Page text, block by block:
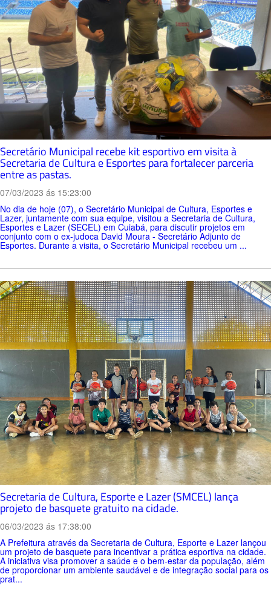
Secretário Municipal recebe kit esportivo em visita à
Secretaria de Cultura e Esportes para fortalecer parceria
entre as pastas.
07/03/2023 ás 15:23:00
No dia de hoje (07), o Secretário Municipal de Cultura, Esportes e
Lazer, juntamente com sua equipe, visitou a Secretaria de Cultura,
Esportes e Lazer (SECEL) em Cuiabá, para discutir projetos em
conjunto com o ex-judoca David Moura - Secretário Adjunto de
Esportes. Durante a visita, o Secretário Municipal recebeu um ...
Secretaria de Cultura, Esporte e Lazer (SMCEL) lança
projeto de basquete gratuito na cidade.
06/03/2023 ás 17:38:00
A Prefeitura através da Secretaria de Cultura, Esporte e Lazer lançou
um projeto de basquete para incentivar a prática esportiva na cidade.
A iniciativa visa promover a saúde e o bem-estar da população, além
de proporcionar um ambiente saudável e de integração social para os
prat...